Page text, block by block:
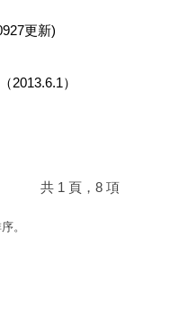
更新)
2013.6.1）
共 1 頁，8 項
。